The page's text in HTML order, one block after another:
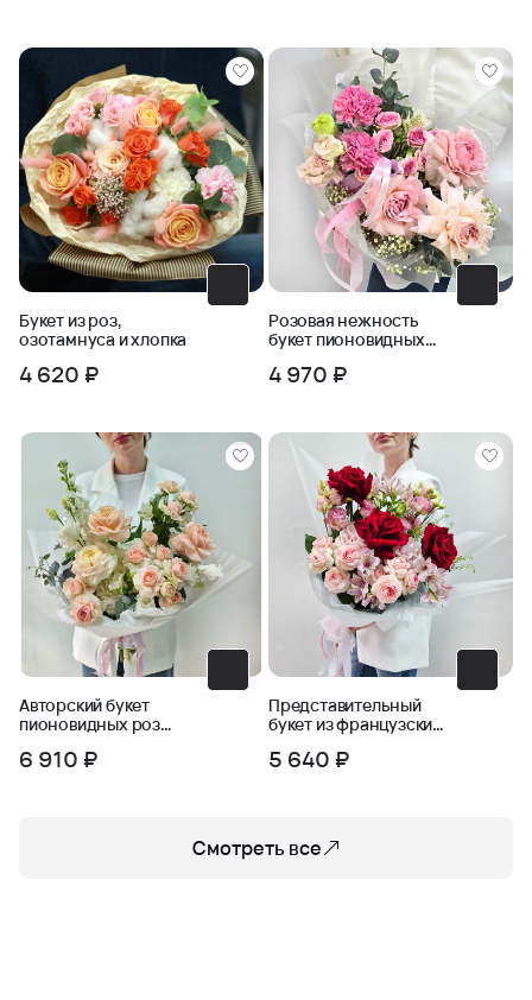
Букет из роз,
озотамнуса и хлопка
4 620 ₽
Розовая нежность
букет пионовидных
4 970 ₽
Авторский букет
пионовидных роз
6 910 ₽
Представительный
букет из французских
5 640 ₽
Смотреть все